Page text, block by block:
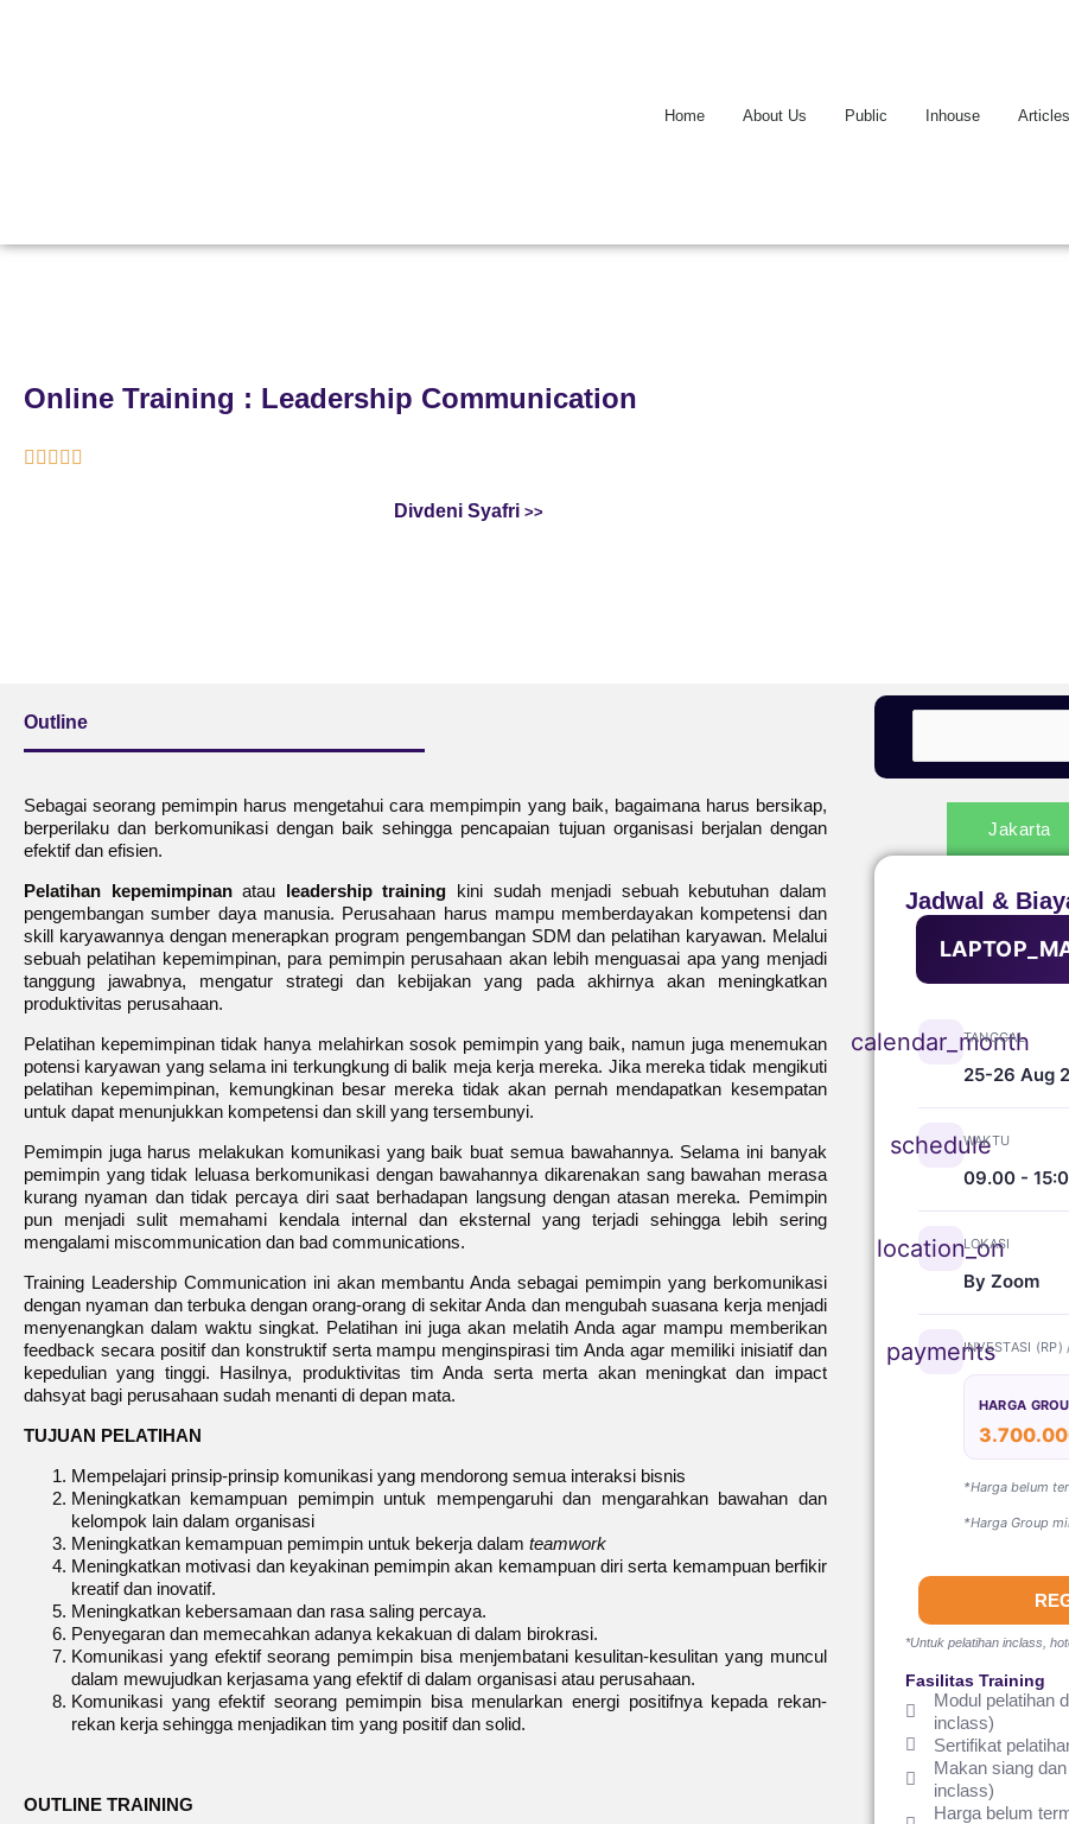
Home About Us Public Inhouse Articles
Online Training : Leadership Communication
    
Divdeni Syafri
Outline
Sebagai seorang pemimpin harus mengetahui cara mempimpin yang baik, bagaimana harus bersikap,
berperilaku dan berkomunikasi dengan baik sehingga pencapaian tujuan organisasi berjalan dengan
efektif dan efisien.
Pelatihan kepemimpinanatau leadership training kini sudah menjadi sebuah kebutuhan dalam
pengembangan sumber daya manusia. Perusahaan harus mampu memberdayakan kompetensi dan
skill karyawannya dengan menerapkan program pengembangan SDM dan pelatihan karyawan. Melalui
sebuah pelatihan kepemimpinan, para pemimpin perusahaan akan lebih menguasai apa yang menjadi
tanggung jawabnya, mengatur strategi dan kebijakan yang pada akhirnya akan meningkatkan
produktivitas perusahaan.
Pelatihan kepemimpinan tidak hanya melahirkan sosok pemimpin yang baik, namun juga menemukan
potensi karyawan yang selama ini terkungkung di balik meja kerja mereka. Jika mereka tidak mengikuti
pelatihan kepemimpinan, kemungkinan besar mereka tidak akan pernah mendapatkan kesempatan
untuk dapat menunjukkan kompetensi dan skill yang tersembunyi.
Pemimpin juga harus melakukan komunikasi yang baik buat semua bawahannya. Selama ini banyak
pemimpin yang tidak leluasa berkomunikasi dengan bawahannya dikarenakan sang bawahan merasa
kurang nyaman dan tidak percaya diri saat berhadapan langsung dengan atasan mereka. Pemimpin
pun menjadi sulit memahami kendala internal dan eksternal yang terjadi sehingga lebih sering
mengalami miscommunication dan bad communications.
Training Leadership Communication ini akan membantu Anda sebagai pemimpin yang berkomunikasi
dengan nyaman dan terbuka dengan orang-orang di sekitar Anda dan mengubah suasana kerja menjadi
menyenangkan dalam waktu singkat. Pelatihan ini juga akan melatih Anda agar mampu memberikan
feedback secara positif dan konstruktif serta mampu menginspirasi tim Anda agar memiliki inisiatif dan
kepedulian yang tinggi. Hasilnya, produktivitas tim Anda serta merta akan meningkat dan impact
dahsyat bagi perusahaan sudah menanti di depan mata.
TUJUAN PELATIHAN
Mempelajari prinsip-prinsip komunikasi yang mendorong semua interaksi bisnis
Meningkatkan kemampuan pemimpin untuk mempengaruhi dan mengarahkan bawahan dan
kelompok lain dalam organisasi
Meningkatkan kemampuan pemimpin untuk bekerja dalam teamwork
Meningkatkan motivasi dan keyakinan pemimpin akan kemampuan diri serta kemampuan berfikir
kreatif dan inovatif.
Meningkatkan kebersamaan dan rasa saling percaya.
Penyegaran dan memecahkan adanya kekakuan di dalam birokrasi.
Komunikasi yang efektif seorang pemimpin bisa menjembatani kesulitan-kesulitan yang muncul
dalam mewujudkan kerjasama yang efektif di dalam organisasi atau perusahaan.
Komunikasi yang efektif seorang pemimpin bisa menularkan energi positifnya kepada rekan-
rekan kerja sehingga menjadikan tim yang positif dan solid.
OUTLINE TRAINING
Jakarta
Jadwal &
calendar_month
TANGGAL
25-26 Aug
schedule
WAKTU
09.00 -
location_on
LOKASI
By Zoom
paymentsINVESTASI (RP)
HARGA
*Harga belum
*Harga Group
*Untuk pelatihan inclass,
Fasilitas Training
Modul pelatihan
inclass)
Sertifikat
Makan siang
inclass)
Harga belum